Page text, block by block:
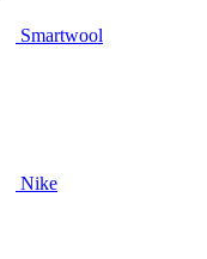
Smartwool
Nike